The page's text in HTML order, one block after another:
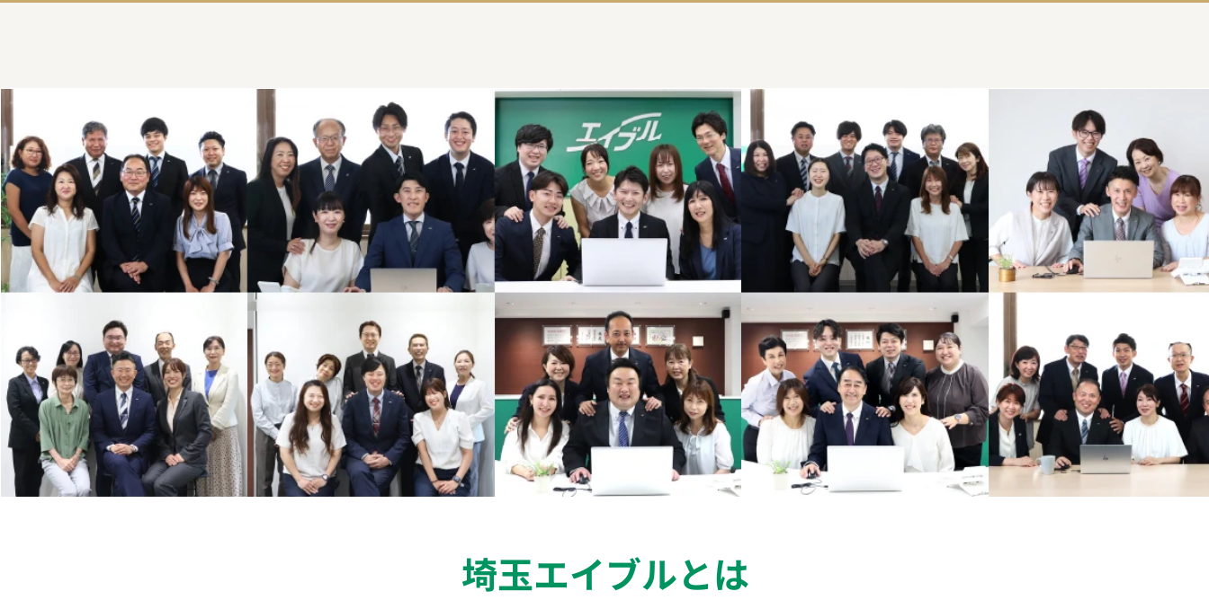
埼玉エイブルとは